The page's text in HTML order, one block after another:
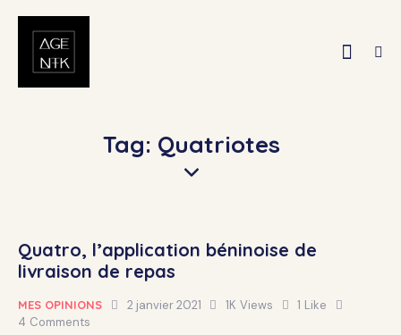
Tag: Quatriotes
Quatro, l’application béninoise de
livraison de repas
MES OPINIONS 2 janvier 2021 1K Views 1 Like
4 Comments